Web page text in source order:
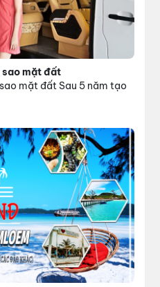
sao mặt đất
mặt đất Sau 5 năm tạo